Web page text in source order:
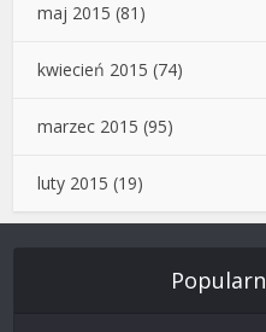
maj 2015 (81)
kwiecień 2015 (74)
marzec 2015 (95)
luty 2015 (19)